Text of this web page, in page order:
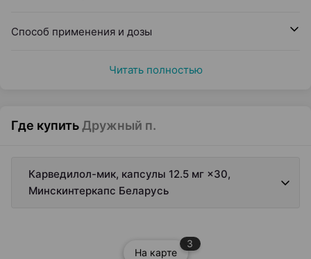
Способ применения и дозы
Читать полностью
Где купитьДружный п.
Карведилол-мик, капсулы 12.5 мг ×30,
Минскинтеркапс Беларусь
На карте
3